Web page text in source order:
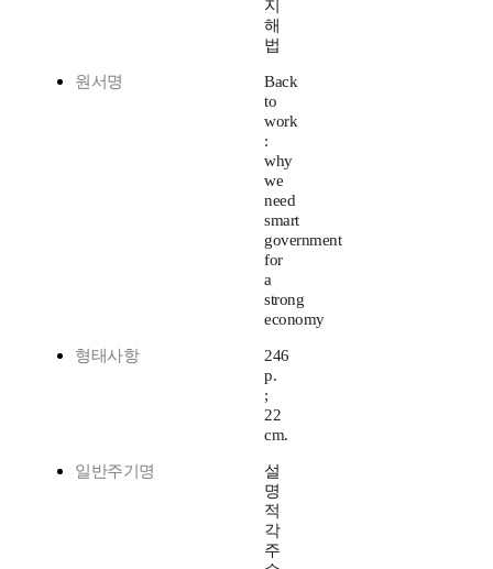
지
해
법
원서명
Back
to
work
:
why
we
need
smart
government
for
a
strong
economy
형태사항
246
p.
;
22
cm.
일반주기명
설
명
적
각
주